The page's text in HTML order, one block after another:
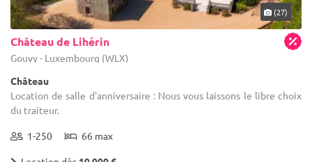
(27)
Château de Lihérin
Gouvy - Luxembourg (WLX)
Château
Location de salle d'anniversaire : Nous vous laissons le libre choix
du traiteur.
1-250 66 max